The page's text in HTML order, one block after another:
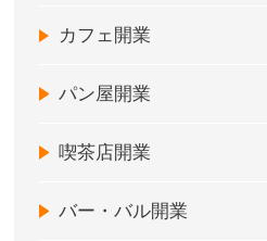
カフェ開業
パン屋開業
喫茶店開業
バー・バル開業